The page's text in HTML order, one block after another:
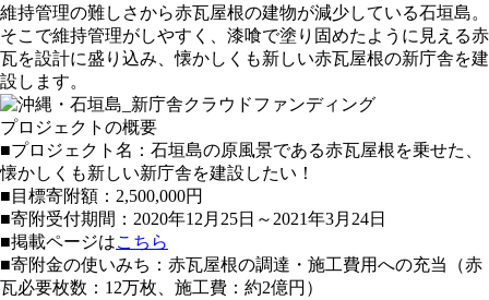
維持管理の難しさから赤瓦屋根の建物が減少している石垣島。
そこで維持管理がしやすく、漆喰で塗り固めたように見える赤
瓦を設計に盛り込み、懐かしくも新しい赤瓦屋根の新庁舎を建
設します。
プロジェクトの概要
■プロジェクト名：石垣島の原風景である赤瓦屋根を乗せた、
懐かしくも新しい新庁舎を建設したい！
■目標寄附額：2,500,000円
■寄附受付期間：2020年12月25日～2021年3月24日
■掲載ページはこちら
■寄附金の使いみち：赤瓦屋根の調達・施工費用への充当（赤
瓦必要枚数：12万枚、施工費：約2億円）